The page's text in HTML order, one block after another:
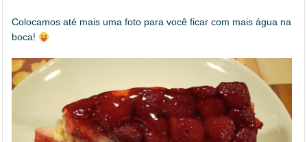
Colocamos até mais uma foto para você ficar com mais água na
boca!